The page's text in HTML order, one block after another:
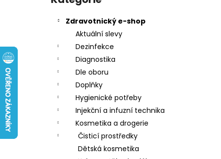
kategorie
Zdravotnický e-shop
Aktuální slevy
Dezinfekce
Diagnostika
Dle oboru
Doplňky
Hygienické potřeby
Injekční a infuzní technika
Kosmetika a drogerie
Čisticí prostředky
Dětská kosmetika